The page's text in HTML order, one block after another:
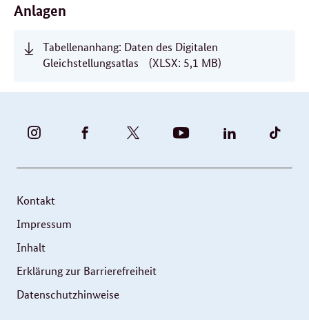
Anlagen
Tabellenanhang: Daten des Digitalen
Gleichstellungsatlas
(XLSX: 5,1 MB)
BUNDESFAMILIENMINISTERIUM
INSTAGRAM
UND
VIDEOS
BUNDESFAMILIENMINISTERIUM
FACEBOOK
FAMILIENMINISTERIUM
|
BMBFSFJ
YOUTUBE
BMFSFJ
LINKEDIN
Kontakt
Impressum
Inhalt
Erklärung zur Barrierefreiheit
Datenschutzhinweise